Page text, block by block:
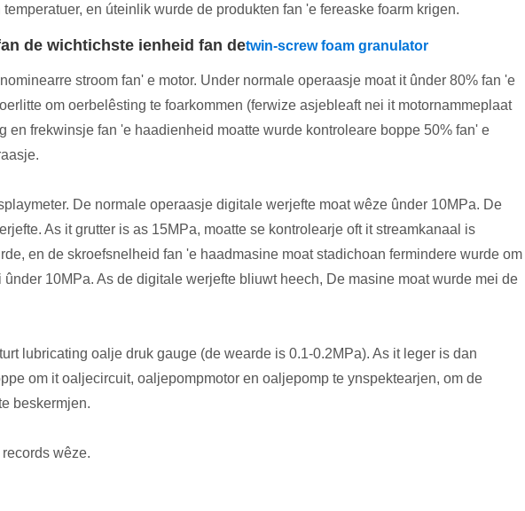
en úteinlik wurde de produkten fan 'e fereaske foarm krigen.
de wichtichste ienheid fan detwin-screw foam granulator
stroom fan' e motor. Under normale operaasje moat it ûnder 80% fan 'e
om oerbelêsting te foarkommen (ferwize asjebleaft nei it motornammeplaat
en frekwinsje fan 'e haadienheid moatte wurde kontroleare boppe 50% fan' e
De normale operaasje digitale werjefte moat wêze ûnder 10MPa. De
As it grutter is as 15MPa, moatte se kontrolearje oft it streamkanaal is
en de skroefsnelheid fan 'e haadmasine moat stadichoan fermindere wurde om
10MPa. As de digitale werjefte bliuwt heech, De masine moat wurde mei de
lubricating oalje druk gauge (de wearde is 0.1-0.2MPa). As it leger is dan
om it oaljecircuit, oaljepompmotor en oaljepomp te ynspektearjen, om de
beskermjen.
wêze.